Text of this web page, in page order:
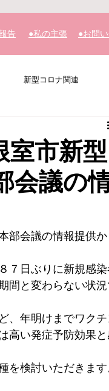
告 ​●私の主張 ​●お問
新型コロナ関連
室市新型
会議の
部会議の情報提供か
７日ぶりに新規感
間と変わらない状
、年明けまでワク
高い発症予防効果
を検討いただきます